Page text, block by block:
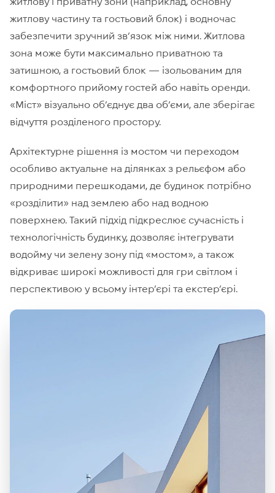
житлову частину та гостьовий блок) і водночас
забезпечити зручний зв’язок між ними. Житлова
зона може бути максимально приватною та
затишною, а гостьовий блок — ізольованим для
комфортного прийому гостей або навіть оренди.
«Міст» візуально об’єднує два об’єми, але зберігає
відчуття розділеного простору.
Архітектурне рішення із мостом чи переходом
особливо актуальне на ділянках з рельєфом або
природними перешкодами, де будинок потрібно
«розділити» над землею або над водною
поверхнею. Такий підхід підкреслює сучасність і
технологічність будинку, дозволяє інтегрувати
водойму чи зелену зону під «мостом», а також
відкриває широкі можливості для гри світлом і
перспективою у всьому інтер’єрі та екстер’єрі.